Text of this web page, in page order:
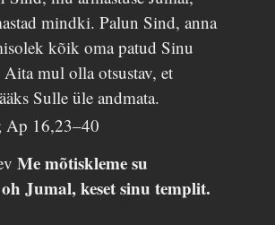
mindki. Palun Sind, anna
kõik oma patud Sinu
Aita mul olla otsustav, et
Sulle üle andmata.
Ap 16,23–40
Me mõtiskleme su
Jumal, keset sinu templit.